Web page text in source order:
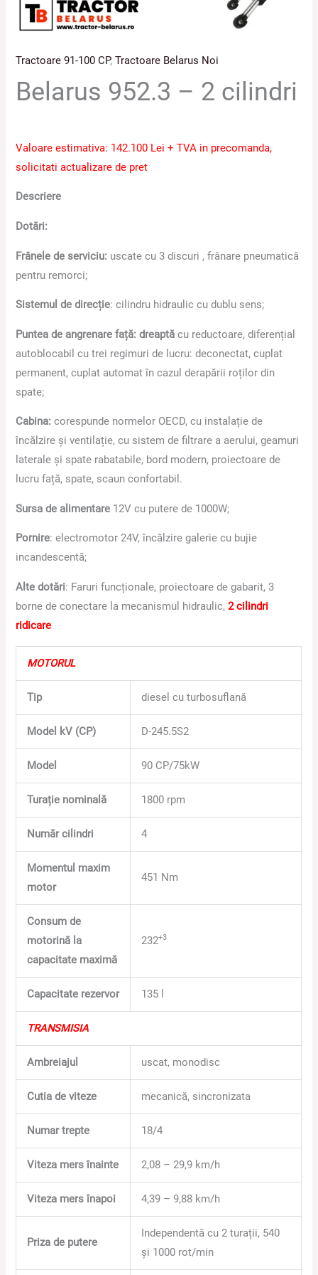
Tractoare 91-100 CP,Tractoare Belarus Noi
Belarus 952.3 – 2 cilindri
Valoare estimativa: 142.100 Lei + TVA in precomanda,
solicitati actualizare de pret
Descriere
Dotări:
Frânele de serviciu: uscate cu 3 discuri , frânare pneumatică
pentru remorci;
Sistemul de direcție: cilindru hidraulic cu dublu sens;
Puntea de angrenare față: dreaptă cu reductoare, diferențial
autoblocabil cu trei regimuri de lucru: deconectat, cuplat
permanent, cuplat automat în cazul derapării roților din
spate;
Cabina:corespunde normelor OECD, cu instalație de
încălzire și ventilație, cu sistem de filtrare a aerului, geamuri
laterale și spate rabatabile, bord modern, proiectoare de
lucru față, spate, scaun confortabil.
Sursa de alimentare 12V cu putere de 1000W;
Pornire: electromotor 24V, încălzire galerie cu bujie
incandescentă;
Alte dotări: Faruri funcționale, proiectoare de gabarit, 3
borne de conectare la mecanismul hidraulic,2 cilindri
ridicare
MOTORUL
Tip diesel cu turbosuflană
Model kV (CP) D-245.5S2
Model 90 CP/75kW
Turație nominală 1800 rpm
Număr cilindri 4
Momentul maxim
motor
451 Nm
Consum de
motorină la
capacitate maximă
232+3
Capacitate rezervor 135 l
TRANSMISIA
Ambreiajul uscat, monodisc
Cutia de viteze mecanică, sincronizata
Numar trepte 18/4
Viteza mers înainte 2,08 – 29,9 km/h
Viteza mers înapoi 4,39 – 9,88 km/h
Priza de putere
Independentă cu 2 turații, 540
și 1000 rot/min